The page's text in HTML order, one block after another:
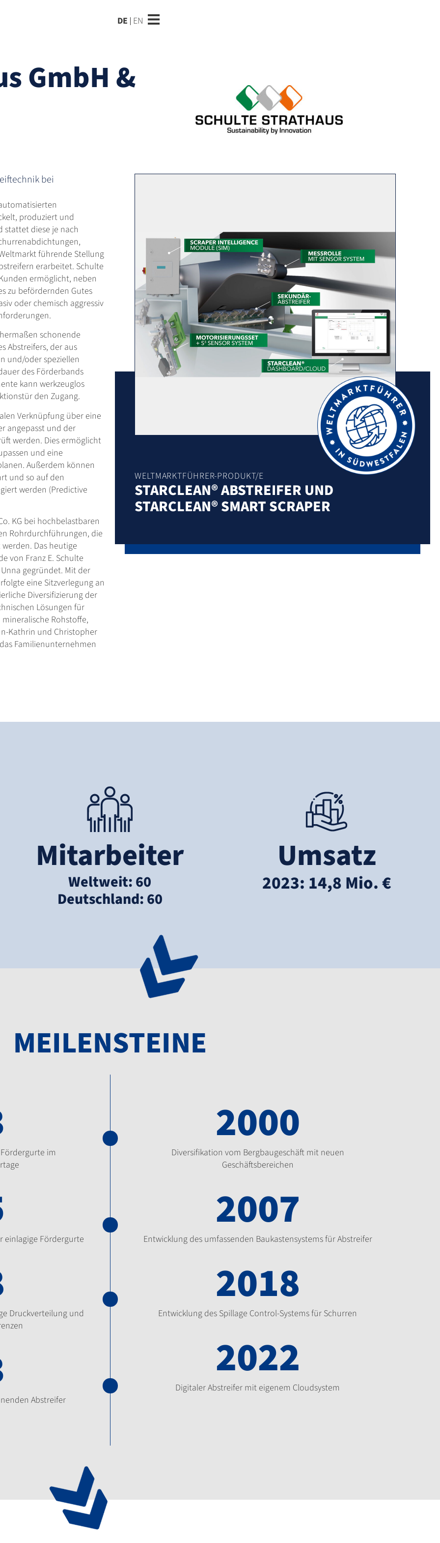
DE EN
GmbH &
bei
produziert und
stattet diese je nach
führende Stellung
erarbeitet. Schulte
ermöglicht, neben
zu befördernden Gutes
oder chemisch aggressiv
schonende
Abstreifers, der aus
und/oder speziellen
des Förderbands
kann werkzeuglos
den Zugang.
Verknüpfung über eine
angepasst und der
werden. Dies ermöglicht
und eine
Außerdem können
und so auf den
werden (Predictive
KG bei hochbelastbaren
Rohrdurchführungen, die
Das heutige
von Franz E. Schulte
gegründet. Mit der
eine Sitzverlegung an
Diversifizierung der
Lösungen für
Rohstoffe,
Kathrin und Christopher
Familienunternehmen
WELTMARKTFÜHRER-PRODUKT/E
STARCLEAN® ABSTREIFER UND
STARCLEAN® SMART SCRAPER
Mitarbeiter
Weltweit: 60
Deutschland: 60
Umsatz
2023: 14,8 Mio. €
MEILENSTEINE
im
einlagige Fördergurte
Druckverteilung und
Abstreifer
2000
Diversifikation vom Bergbaugeschäft mit neuen
Geschäftsbereichen
2007
Entwicklung des umfassenden Baukastensystems für Abstreifer
2018
Entwicklung des Spillage Control-Systems für Schurren
2022
Digitaler Abstreifer mit eigenem Cloudsystem